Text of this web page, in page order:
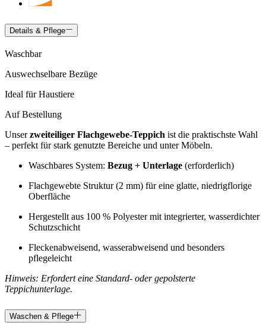
Details & Pflege
Waschbar
Auswechselbare Bezüge
Ideal für Haustiere
Auf Bestellung
Unserzweiteiliger Flachgewebe-Teppich ist die praktischste Wahl
– perfekt für stark genutzte Bereiche und unter Möbeln.
Waschbares System: Bezug + Unterlage (erforderlich)
Flachgewebte Struktur (2 mm) für eine glatte, niedrigflorige
Oberfläche
Hergestellt aus 100 % Polyester mit integrierter, wasserdichter
Schutzschicht
Fleckenabweisend, wasserabweisend und besonders
pflegeleicht
Hinweis: Erfordert eine Standard- oder gepolsterte
Teppichunterlage.
Waschen & Pflege